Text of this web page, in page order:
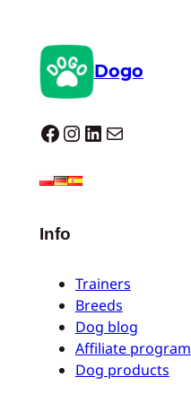
Dogo
Dogo facebook InstagramLinkedIn E-mail
Info
Trainers
Breeds
Dog blog
Affiliate program
Dog products